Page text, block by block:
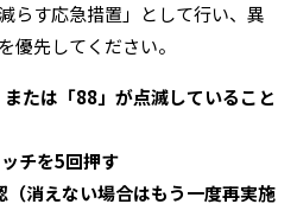
らす応急措置」として行い、異
優先してください。
たは「88」が点滅していること
チを5回押す
消えない場合はもう一度再実施